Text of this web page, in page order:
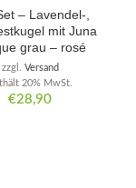
– Lavendel-,
mit Juna
grau – rosé
€28,90
20% MwSt.
zzgl. Versand